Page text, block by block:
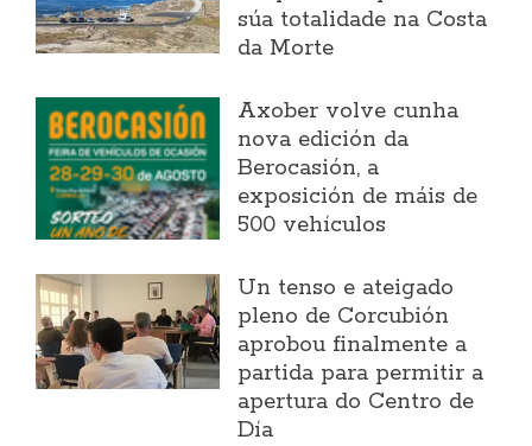
súa totalidade na Costa
da Morte
Axober volve cunha
nova edición da
Berocasión, a
exposición de máis de
500 vehículos
Un tenso e ateigado
pleno de Corcubión
aprobou finalmente a
partida para permitir a
apertura do Centro de
Día